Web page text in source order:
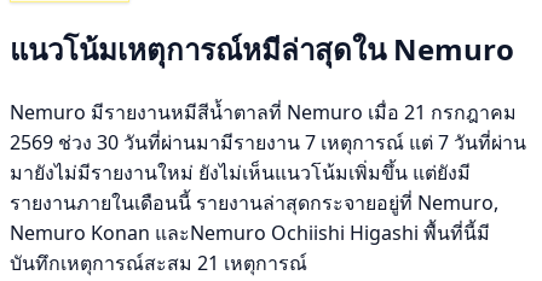
แนวโน้มเหตุการณ์หมีล่าสุดใน Nemuro
Nemuro มีรายงานหมีสีน้ำตาลที่ Nemuro เมื่อ 21 กรกฎาคม
2569 ช่วง 30 วันที่ผ่านมามีรายงาน 7 เหตุการณ์ แต่ 7 วันที่ผ่าน
มายังไม่มีรายงานใหม่ ยังไม่เห็นแนวโน้มเพิ่มขึ้น แต่ยังมี
รายงานภายในเดือนนี้ รายงานล่าสุดกระจายอยู่ที่ Nemuro,
Nemuro Konan และNemuro Ochiishi Higashi พื้นที่นี้มี
บันทึกเหตุการณ์สะสม 21 เหตุการณ์